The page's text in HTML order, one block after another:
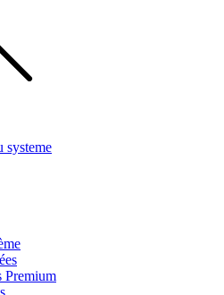
Premium